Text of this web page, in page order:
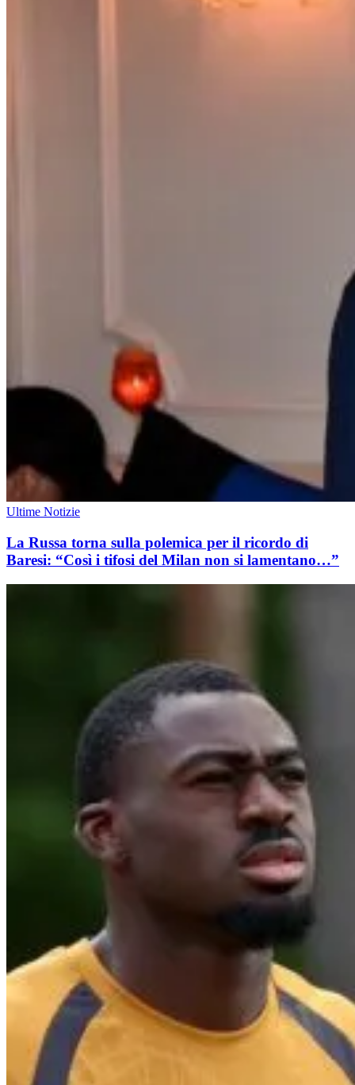
Ultime Notizie
La Russa torna sulla polemica per il ricordo di
Baresi: “Così i tifosi del Milan non si lamentano…”